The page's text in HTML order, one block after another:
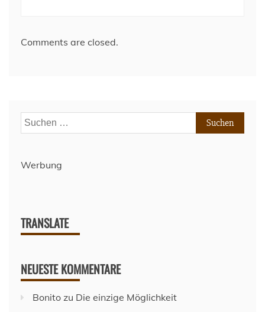
Comments are closed.
Suchen
nach:
Werbung
TRANSLATE
NEUESTE KOMMENTARE
Bonito zu Die einzige Möglichkeit